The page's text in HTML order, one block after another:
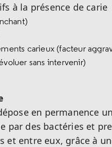
à la présence de carie
carieux (facteur
sans intervenir)
en permanence
par des bactéries et
et entre eux, grâce à